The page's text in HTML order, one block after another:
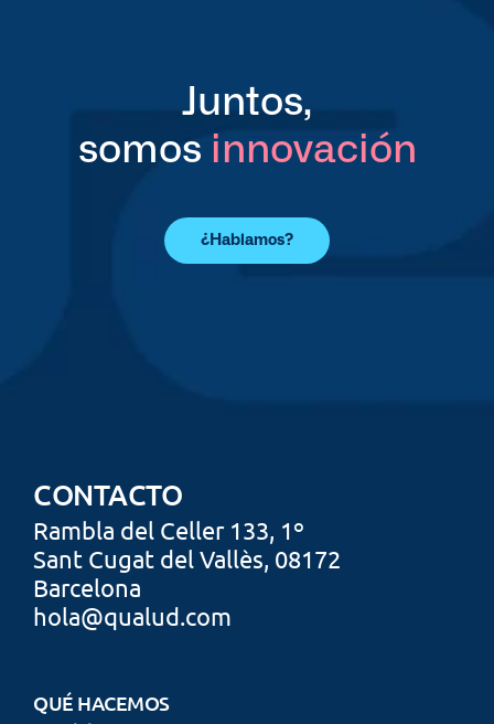
Juntos,
somos innovación
¿Hablamos?
CONTACTO
Rambla del Celler 133, 1º
Sant Cugat del Vallès, 08172
Barcelona
hola@qualud.com
QUÉ HACEMOS